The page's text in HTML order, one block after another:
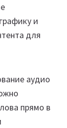
и
для
аудио
прямо в